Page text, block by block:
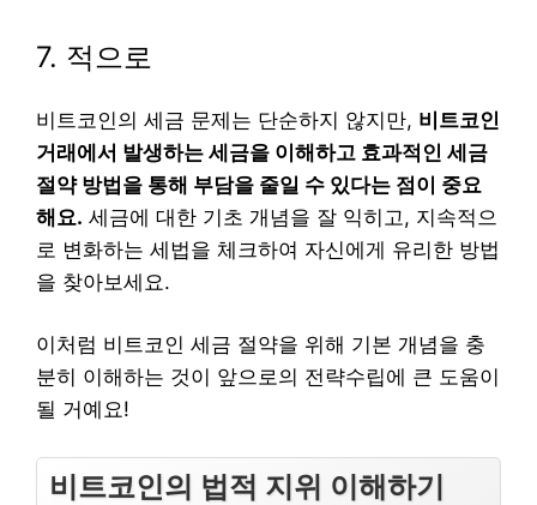
7. 적으로
비트코인의 세금 문제는 단순하지 않지만, 비트코인
거래에서 발생하는 세금을 이해하고 효과적인 세금
절약 방법을 통해 부담을 줄일 수 있다는 점이 중요
해요. 세금에 대한 기초 개념을 잘 익히고, 지속적으
로 변화하는 세법을 체크하여 자신에게 유리한 방법
을 찾아보세요.
이처럼 비트코인 세금 절약을 위해 기본 개념을 충
분히 이해하는 것이 앞으로의 전략수립에 큰 도움이
될 거예요!
비트코인의 법적 지위 이해하기